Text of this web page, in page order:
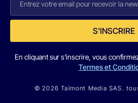
S'INSCRIRE
En cliquant sur s'inscrire, vous
Termes et
© 2026 Talmont Media SAS.